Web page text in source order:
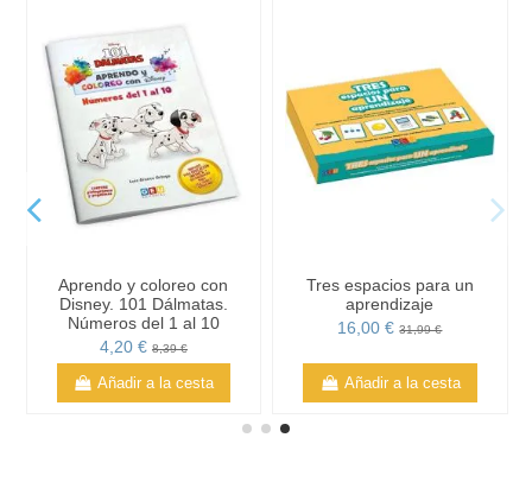
Aprendo y coloreo con
Disney. 101 Dálmatas.
Números del 1 al 10
4,20 € 8,39 €
Añadir a la cesta
Tres espacios para un
aprendizaje
16,00 €31,99 €
Añadir a la cesta